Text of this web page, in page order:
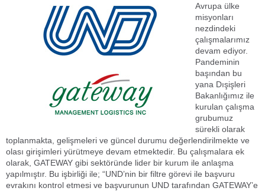
Avrupa ülke
misyonları
nezdindeki
çalışmalarımız
devam ediyor.
Pandeminin
başından bu
yana Dışişleri
Bakanlığımız ile
kurulan çalışma
grubumuz
sürekli olarak
toplanmakta, gelişmeleri ve güncel durumu değerlendirilmekte ve
olası girişimleri yürütmeye devam etmektedir. Bu çalışmalara ek
olarak, GATEWAY gibi sektöründe lider bir kurum ile anlaşma
yapılmıştır. Bu işbirliği ile; “UND’nin bir filtre görevi ile başvuru
evrakını kontrol etmesi ve başvurunun UND tarafından GATEWAY’e